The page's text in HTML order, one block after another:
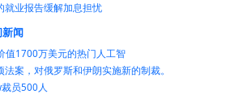
就业报告缓解加息担忧
闻
值1700万美元的热门人工智
案，对俄罗斯和伊朗实施新的制裁。
员500人